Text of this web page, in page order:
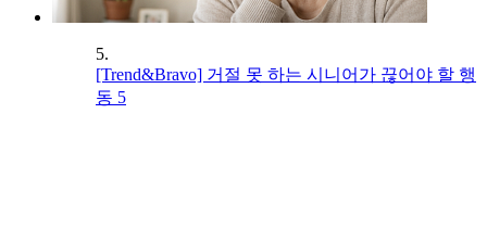
5.
[Trend&Bravo] 거절 못 하는 시니어가 끊어야 할 행
동 5